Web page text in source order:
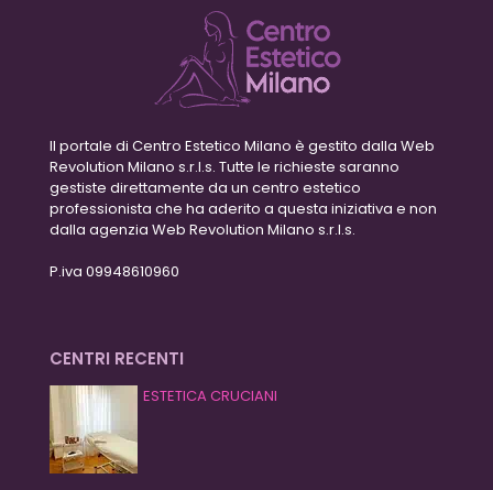
Il portale di Centro Estetico Milano è gestito dalla Web
Revolution Milano s.r.l.s. Tutte le richieste saranno
gestiste direttamente da un centro estetico
professionista che ha aderito a questa iniziativa e non
dalla agenzia Web Revolution Milano s.r.l.s.
P.iva 09948610960
CENTRI RECENTI
ESTETICA CRUCIANI